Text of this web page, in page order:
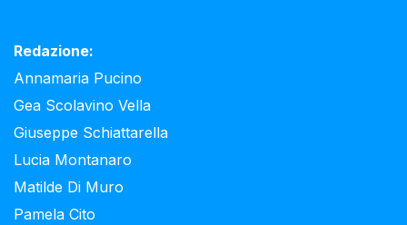
Redazione:
Annamaria Pucino
Gea Scolavino Vella
Giuseppe Schiattarella
Lucia Montanaro
Matilde Di Muro
Pamela Cito